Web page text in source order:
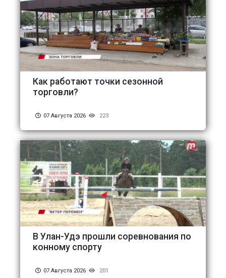
Как работают точки сезонной
торговли?
07 Августа 2026 223
В Улан-Удэ прошли соревнования по
конному спорту
07 Августа 2026 201